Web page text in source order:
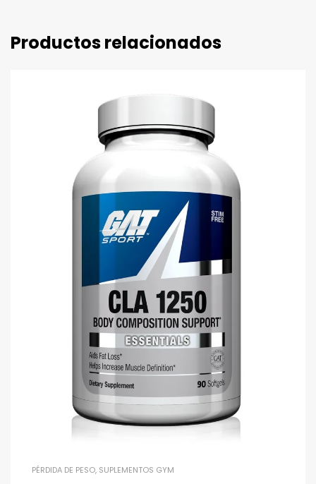
Productos relacionados
PÉRDIDA DE PESO, SUPLEMENTOS GYM